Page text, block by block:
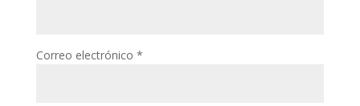
Correo electrónico *